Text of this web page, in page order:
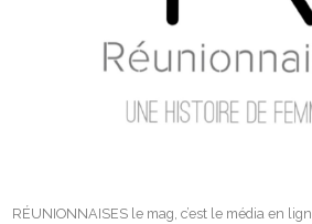
RÉUNIONNAISES le mag, c’est le média en